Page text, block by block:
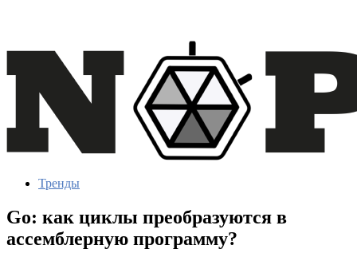
Тренды
Go: как циклы преобразуются в
ассемблерную программу?